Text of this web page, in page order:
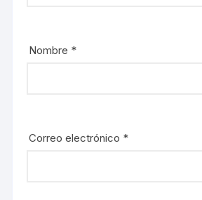
Nombre *
Correo electrónico *